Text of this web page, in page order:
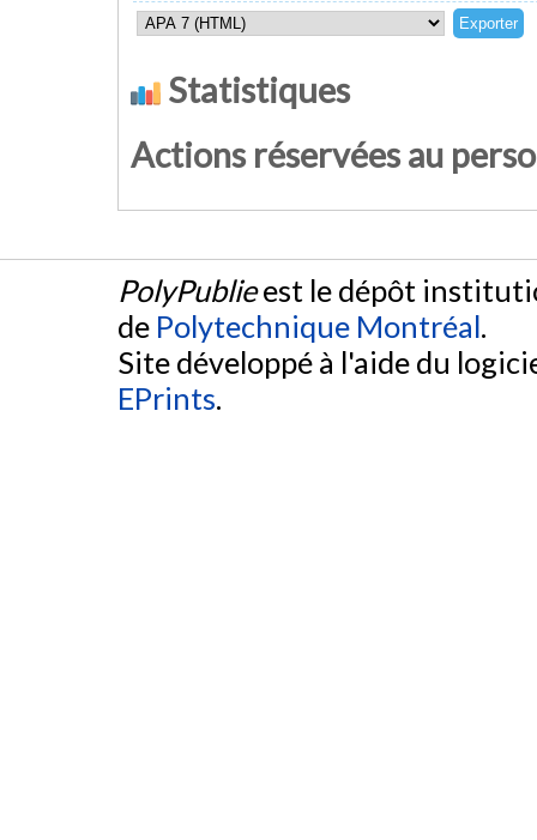
Statistiques
Actions réservées au
PolyPublieest le dépôt
de Polytechnique Montréal.
Site développé à l'aide du
EPrints.